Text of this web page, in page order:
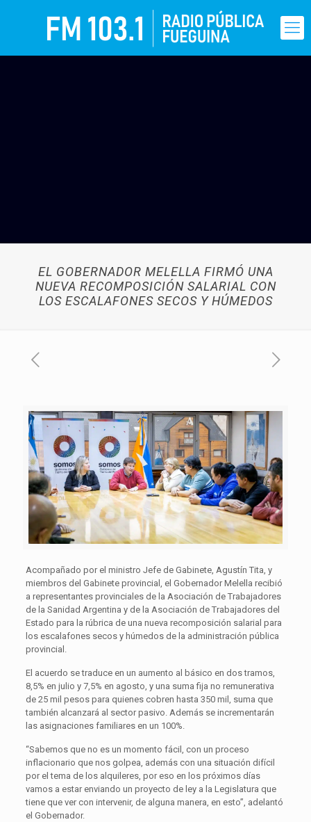
EL GOBERNADOR MELELLA FIRMÓ UNA
NUEVA RECOMPOSICIÓN SALARIAL CON
LOS ESCALAFONES SECOS Y HÚMEDOS
Acompañado por el ministro Jefe de Gabinete, Agustín Tita, y
miembros del Gabinete provincial, el Gobernador Melella recibió
a representantes provinciales de la Asociación de Trabajadores
de la Sanidad Argentina y de la Asociación de Trabajadores del
Estado para la rúbrica de una nueva recomposición salarial para
los escalafones secos y húmedos de la administración pública
provincial.
El acuerdo se traduce en un aumento al básico en dos tramos,
8,5% en julio y 7,5% en agosto, y una suma fija no remunerativa
de 25 mil pesos para quienes cobren hasta 350 mil, suma que
también alcanzará al sector pasivo. Además se incrementarán
las asignaciones familiares en un 100%.
“Sabemos que no es un momento fácil, con un proceso
inflacionario que nos golpea, además con una situación difícil
por el tema de los alquileres, por eso en los próximos días
vamos a estar enviando un proyecto de ley a la Legislatura que
tiene que ver con intervenir, de alguna manera, en esto”, adelantó
el Gobernador.